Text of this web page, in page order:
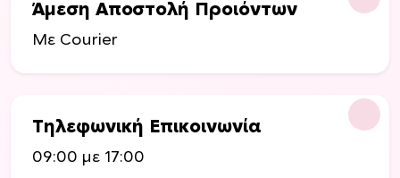
Άμεση Αποστολή Προιόντων
Με Courier
Τηλεφωνική Επικοινωνία
09:00 με 17:00